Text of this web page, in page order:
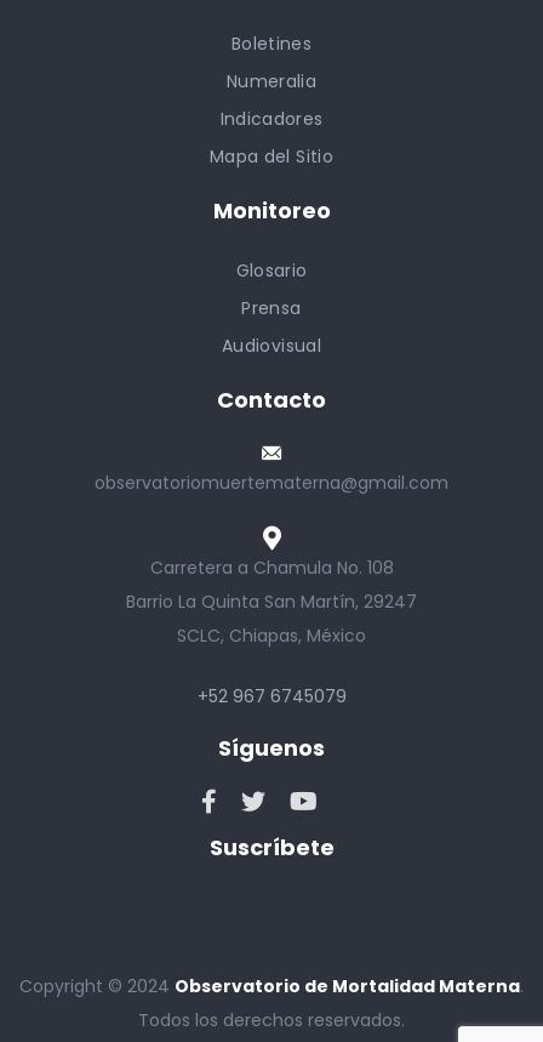
Boletines
Numeralia
Indicadores
Mapa del Sitio
Monitoreo
Glosario
Prensa
Audiovisual
Contacto
observatoriomuertematerna@gmail.com
Carretera a Chamula No. 108
Barrio La Quinta San Martín, 29247
SCLC, Chiapas, México
+52 967 6745079
Síguenos
Suscríbete
Copyright © 2024 Observatorio de Mortalidad Materna.
Todos los derechos reservados.